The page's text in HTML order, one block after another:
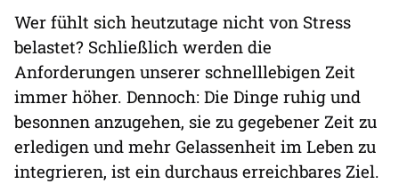
Wer fühlt sich heutzutage nicht von Stress
belastet? Schließlich werden die
Anforderungen unserer schnelllebigen Zeit
immer höher. Dennoch: Die Dinge ruhig und
besonnen anzugehen, sie zu gegebener Zeit zu
erledigen und mehr Gelassenheit im Leben zu
integrieren, ist ein durchaus erreichbares Ziel.